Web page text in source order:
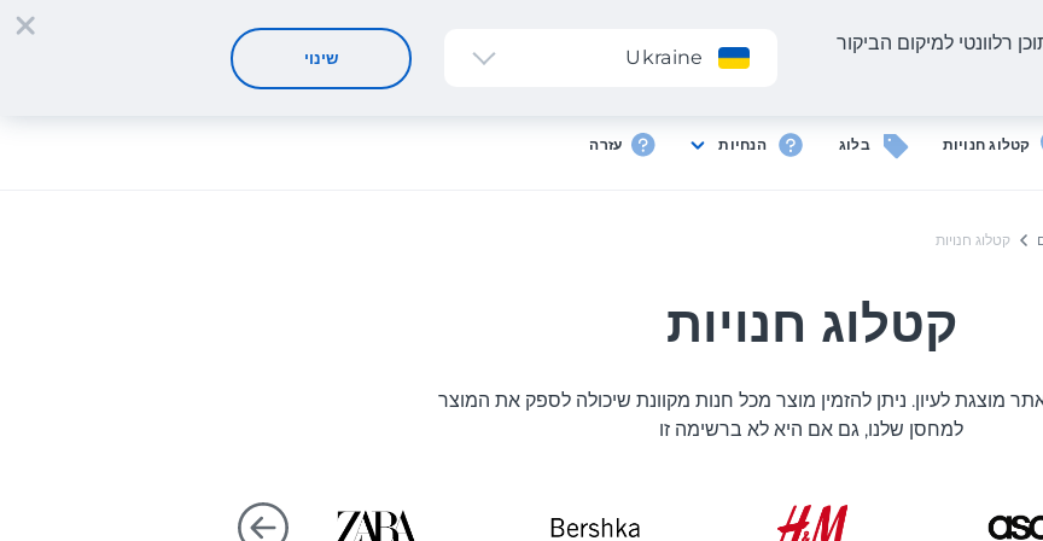
אפליקציה הרשמה התחברות
קטלוג חנויות בלוג הנחיות עזרה
רלוונטי למיקום הביקור
Ukraine שינוי
קטלוג חנויות
קטלוג חנויות
מוצגת לעיון. ניתן להזמין מוצר מכל חנות מקוונת שיכולה לספק את המוצר
למחסן שלנו, גם אם היא לא ברשימה זו